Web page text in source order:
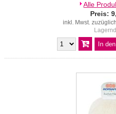
Alle
Preis:
inkl. Mwst. zuzüglich